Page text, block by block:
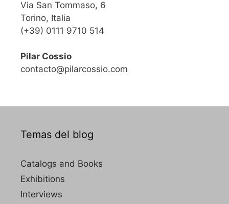
Via San Tommaso, 6
Torino, Italia
(+39) 0111 9710 514
Pilar Cossio
contacto@pilarcossio.com
Temas del blog
Catalogs and Books
Exhibitions
Interviews